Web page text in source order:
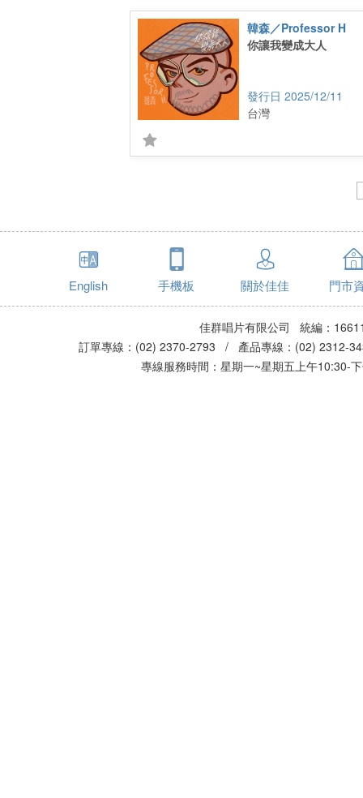
韓森／Professor H
你讓我變成大人
2025/12/11
台灣
English 手機板 關於佳佳 門市
佳群唱片有限公司 統編：
訂單專線：(02) 2370-2793 / 產品專線：(02)
專線服務時間：星期一~星期五上午10:30-